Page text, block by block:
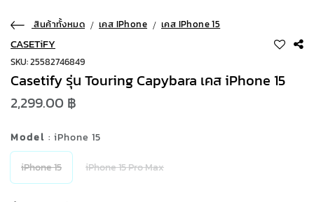
สินค้าทั้งหมด เคส IPhone เคส IPhone 15
CASETiFY
SKU: 25582746849
Casetify รุ่น Touring Capybara เคส iPhone 15
2,299.00 ฿
Model : iPhone 15
iPhone 15 iPhone 15 Pro Max